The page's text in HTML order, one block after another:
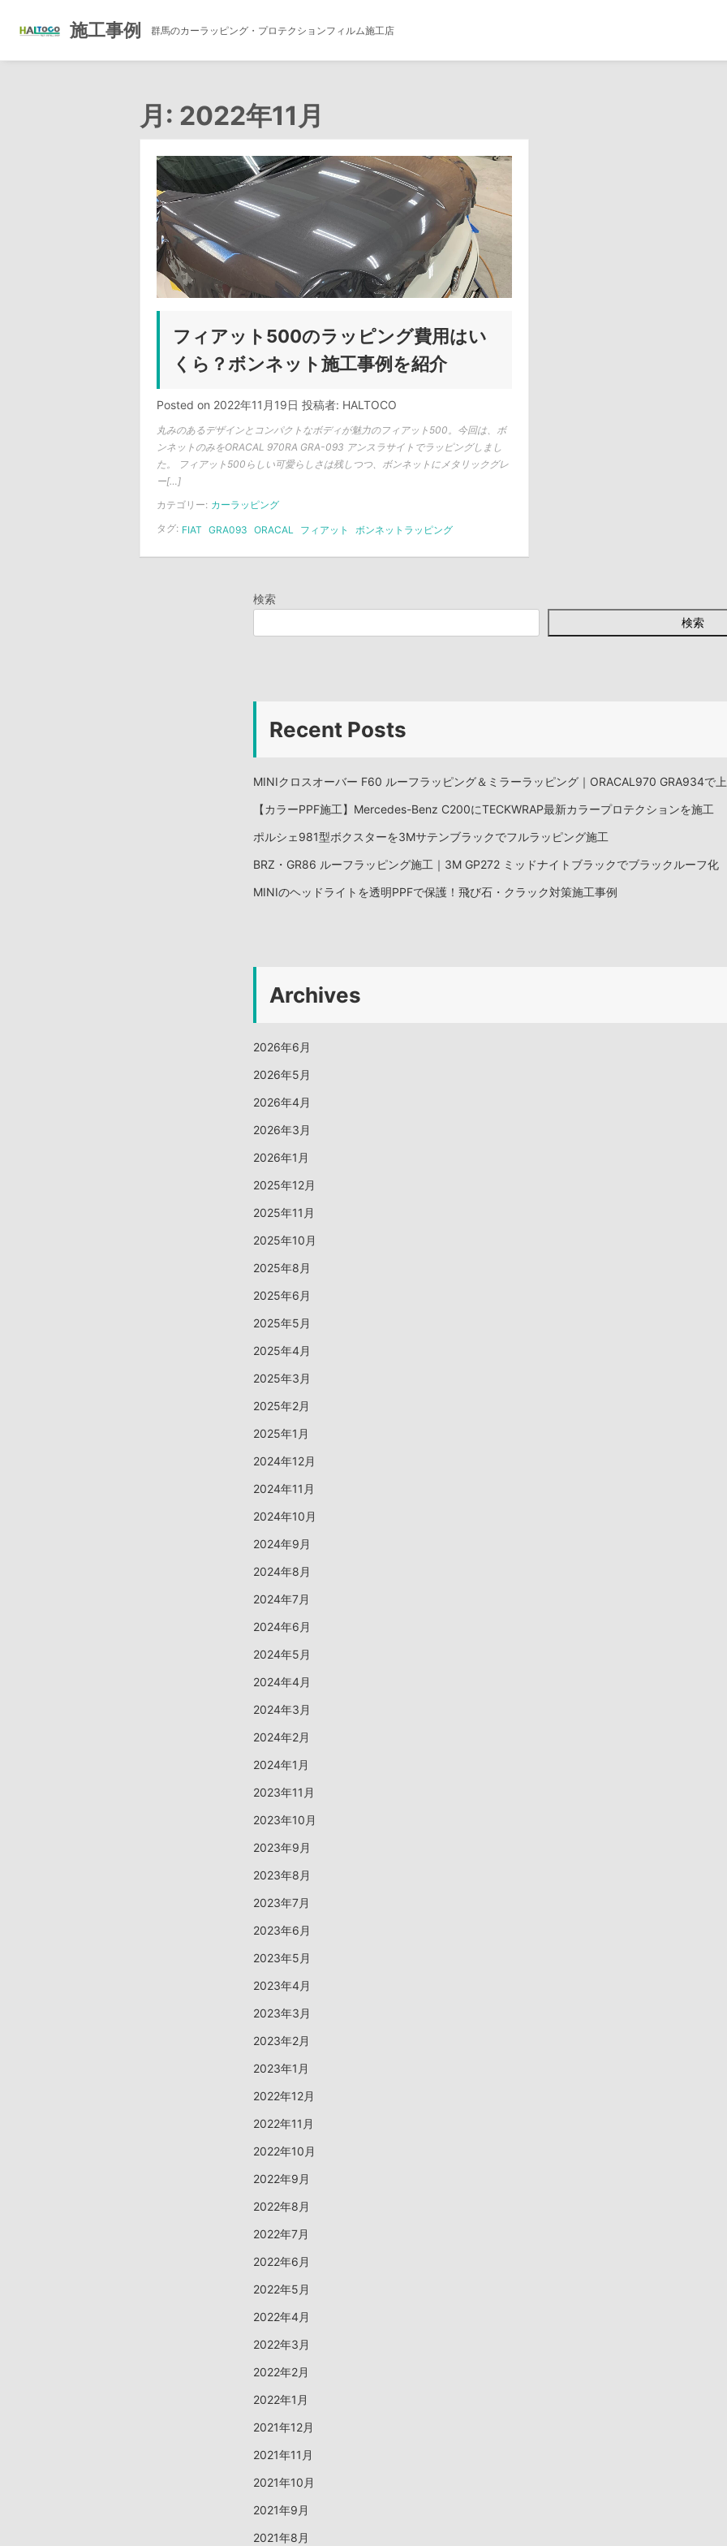
施工事例 群馬のカーラッピング・プロテクションフィルム施工店
月: 2022年11月
フィアット500のラッピング費用はい
くら？ボンネット施工事例を紹介
Posted on 2022年11月19日 投稿者: HALTOCO
丸みのあるデザインとコンパクトなボディが魅力のフィアット500。今回は、ボ
ンネットのみをORACAL 970RA GRA-093 アンスラサイトでラッピングしまし
た。 フィアット500らしい可愛らしさは残しつつ、ボンネットにメタリックグレ
ー[…]
カテゴリー: カーラッピング
タグ: FIAT GRA093 ORACAL フィアット ボンネットラッピング
検索
検索
Recent Posts
MINIクロスオーバー F60 ルーフラッピング＆ミラーラッピング｜ORACAL970 GRA934で
【カラーPPF施工】Mercedes-Benz C200にTECKWRAP最新カラープロテクションを施工
ポルシェ981型ボクスターを3Mサテンブラックでフルラッピング施工
BRZ・GR86 ルーフラッピング施工｜3M GP272 ミッドナイトブラックでブラックルーフ化
MINIのヘッドライトを透明PPFで保護！飛び石・クラック対策施工事例
Archives
2026年6月
2026年5月
2026年4月
2026年3月
2026年1月
2025年12月
2025年11月
2025年10月
2025年8月
2025年6月
2025年5月
2025年4月
2025年3月
2025年2月
2025年1月
2024年12月
2024年11月
2024年10月
2024年9月
2024年8月
2024年7月
2024年6月
2024年5月
2024年4月
2024年3月
2024年2月
2024年1月
2023年11月
2023年10月
2023年9月
2023年8月
2023年7月
2023年6月
2023年5月
2023年4月
2023年3月
2023年2月
2023年1月
2022年12月
2022年11月
2022年10月
2022年9月
2022年8月
2022年7月
2022年6月
2022年5月
2022年4月
2022年3月
2022年2月
2022年1月
2021年12月
2021年11月
2021年10月
2021年9月
2021年8月